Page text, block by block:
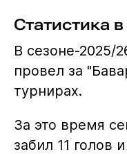
Статистика
В сезоне-2025/
провел за
турнирах.
За это время
забил 11 голов